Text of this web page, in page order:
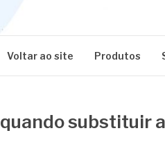
Voltar ao site Produtos
quando substituir